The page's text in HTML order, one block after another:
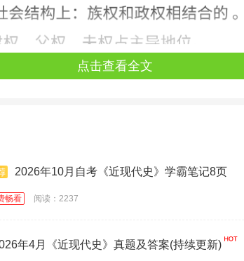
点击查看全文
2026年10月自考《近现代史》学霸笔记8页
畅看 阅读：2237
年4月《近现代史》真题及答案(持续更新)